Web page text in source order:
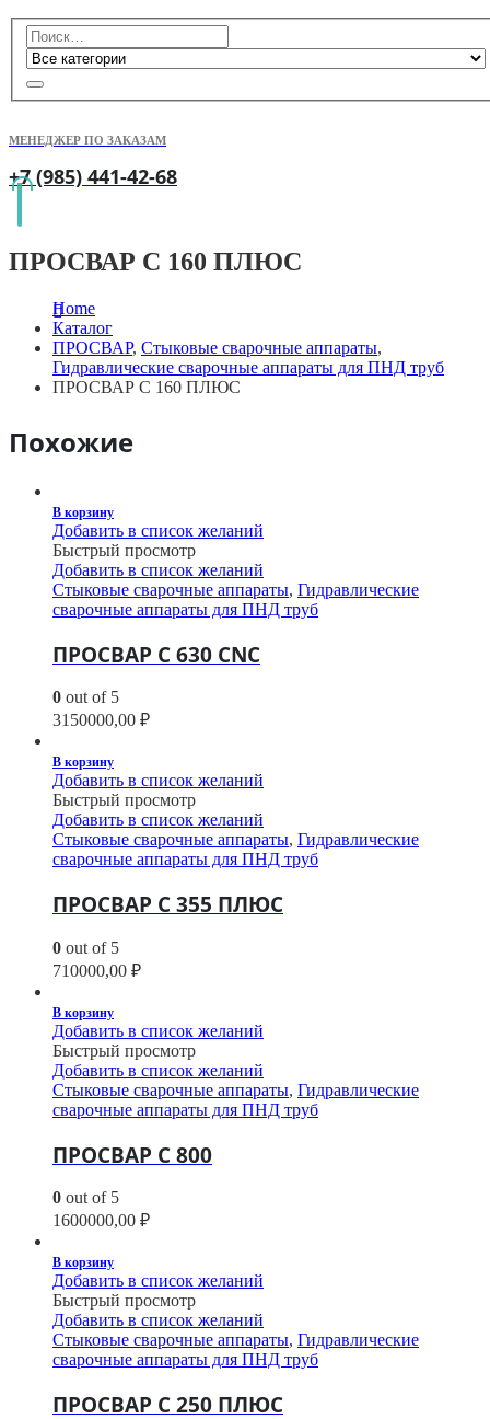
МЕНЕДЖЕР ПО ЗАКАЗАМ
+7 (985) 441-42-68
ПРОСВАР С 160 ПЛЮС
Home
Каталог
ПРОСВАР, Стыковые сварочные аппараты,
Гидравлические сварочные аппараты для ПНД труб
ПРОСВАР С 160 ПЛЮС
Похожие
В корзину
Добавить в список желаний
Быстрый просмотр
Добавить в список желаний
Стыковые сварочные аппараты, Гидравлические
сварочные аппараты для ПНД труб
ПРОСВАР С 630 CNC
0 out of 5
3150000,00 ₽
В корзину
Добавить в список желаний
Быстрый просмотр
Добавить в список желаний
Стыковые сварочные аппараты, Гидравлические
сварочные аппараты для ПНД труб
ПРОСВАР С 355 ПЛЮС
0 out of 5
710000,00 ₽
В корзину
Добавить в список желаний
Быстрый просмотр
Добавить в список желаний
Стыковые сварочные аппараты, Гидравлические
сварочные аппараты для ПНД труб
ПРОСВАР С 800
0 out of 5
1600000,00 ₽
В корзину
Добавить в список желаний
Быстрый просмотр
Добавить в список желаний
Стыковые сварочные аппараты, Гидравлические
сварочные аппараты для ПНД труб
ПРОСВАР С 250 ПЛЮС